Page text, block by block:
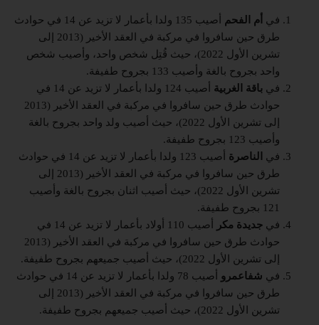
في أم الفحم
أصيب 135 ولدا بأعمار لا تزيد عن 14 في حوادث
طرق حين سافروا في مركبة في العقد الأخير (2013 إلى
تشرين الأول 2022)، حيث قُتِل شخص واحد، وأصيب شخص
واحد بجروح بالغة وأصيب 133 بجروح طفيفة.
في باقة الغربية
أصيب 124 ولدا بأعمار لا تزيد عن 14 في
حوادث طرق حين سافروا في مركبة في العقد الأخير (2013
إلى تشرين الأول 2022)، حيث أصيب ولد واحد بجروح بالغة
وأصيب 123 بجروح طفيفة.
في
الناصرة
أصيب 123 ولدا بأعمار لا تزيد عن 14 في حوادث
طرق حين سافروا في مركبة في العقد الأخير (2013 إلى
تشرين الأول 2022)، حيث أصيب اثنان بجروح بالغة وأصيب
121 بجروح طفيفة.
في جديدة مكر
أصيب 110 أولاد بأعمار لا تزيد عن 14 في
حوادث طرق حين سافروا في مركبة في العقد الأخير (2013
إلى تشرين الأول 2022)، حيث أصيب جميعهم بجروح طفيفة.
في شفاعمرو
أصيب 78 ولدا بأعمار لا تزيد عن 14 في حوادث
طرق حين سافروا في مركبة في العقد الأخير (2013 إلى
تشرين الأول 2022)، حيث أصيب جميعهم بجروح طفيفة.